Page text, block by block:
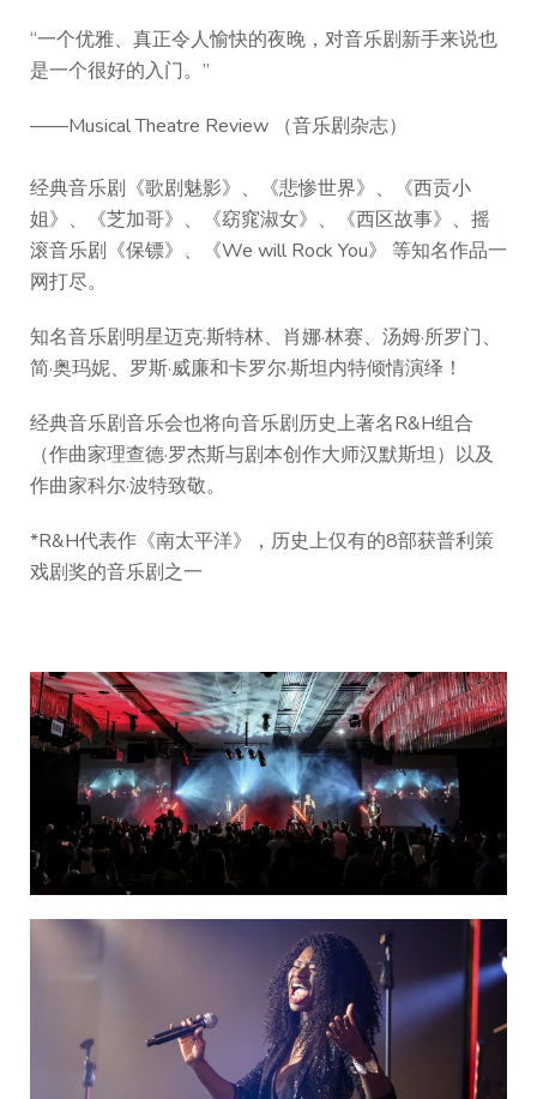
“一个优雅、真正令人愉快的夜晚，对音乐剧新手来说也
是一个很好的入门。”
——Musical Theatre Review （音乐剧杂志）
经典音乐剧《歌剧魅影》、《悲惨世界》、《西贡小
姐》、《芝加哥》、《窈窕淑女》、《西区故事》、摇
滚音乐剧《保镖》、《We will Rock You》 等知名作品一
网打尽。
知名音乐剧明星迈克·斯特林、肖娜·林赛、汤姆·所罗门、
简·奥玛妮、罗斯·威廉和卡罗尔·斯坦内特倾情演绎！
经典音乐剧音乐会也将向音乐剧历史上著名R&H组合
（作曲家理查德·罗杰斯与剧本创作大师汉默斯坦）以及
作曲家科尔·波特致敬。
*R&H代表作《南太平洋》，历史上仅有的8部获普利策
戏剧奖的音乐剧之一